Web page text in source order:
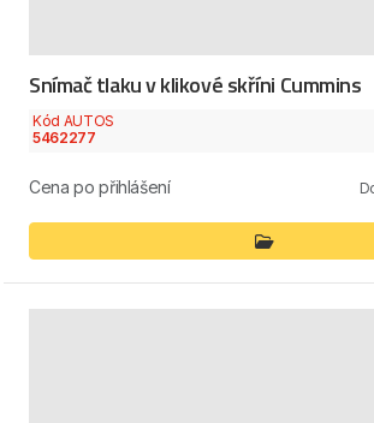
Snímač tlaku v klikové skříni Cummins
Kód AUTOS
5462277
Cena po přihlášení